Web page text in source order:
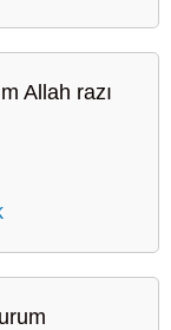
Allah razı